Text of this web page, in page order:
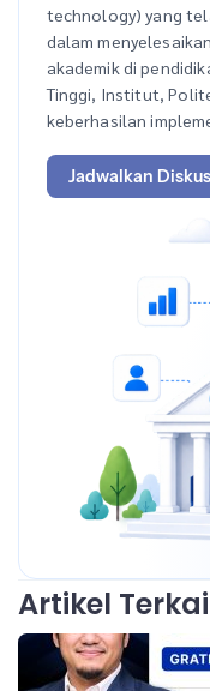
technology) yang
dalam
akademik di
Tinggi, Institut,
keberhasilan
Jadwalkan
Artikel